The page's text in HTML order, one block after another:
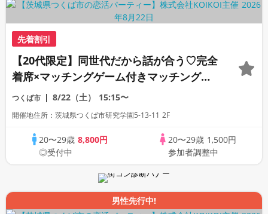
先着割引
【20代限定】同世代だから話が合う♡完全
着席×マッチングゲーム付きマッチングコ
ン
つくば市 8/22（土） 15:15〜
開催地住所：茨城県つくば市研究学園5-13-11 2F
20〜29歳8,800円
◎受付中
20〜29歳 1,500円
参加者調整中
男性先行中!